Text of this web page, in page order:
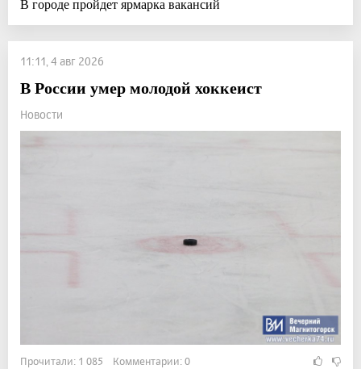
В городе пройдет ярмарка вакансий
11:11, 4 авг 2026
В России умер молодой хоккеист
Новости
Прочитали: 1 085 Комментарии: 0